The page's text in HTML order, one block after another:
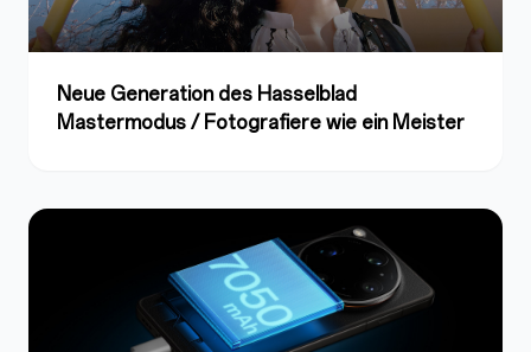
Neue Generation des Hasselblad
Mastermodus / Fotografiere wie ein Meister